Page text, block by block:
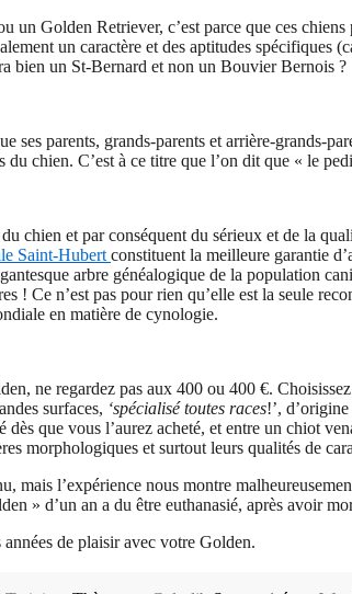
Golden Retriever, c’est parce que ces chiens
un caractère et des aptitudes spécifiques
bien un St-Bernard et non un Bouvier Bernois ?
ses parents, grands-parents et arrière-grands-
chien. C’est à ce titre que l’on dit que « le
chien et par conséquent du sérieux et de la
Saint-Hubert constituent la meilleure garantie
arbre généalogique de la population
! Ce n’est pas pour rien qu’elle est la seule
en matière de cynologie.
ne regardez pas aux 400 ou 400 €.
surfaces, ‘spécialisé toutes races!’,
que vous l’aurez acheté, et entre un chiot
morphologiques et surtout leurs qualités de
l’expérience nous montre
» d’un an a du être euthanasié, après avoir
de plaisir avec votre Golden.